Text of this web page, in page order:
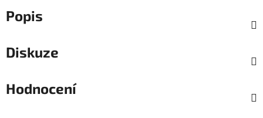
Popis
Diskuze
Hodnocení